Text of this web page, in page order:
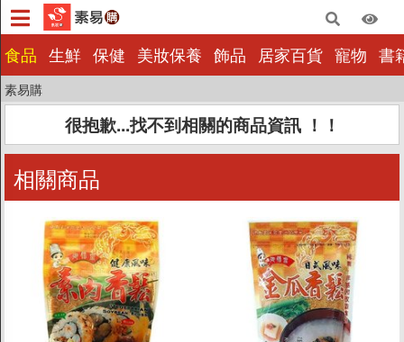
食品 生鮮 保健 美妝保養 飾品 居家百貨 寵物 書
素易購
食品
保健
美妝保養
飾品
居家百貨
寵物
書籍影音
量販批發
很抱歉...找不到相關的商品資訊 ！！
相關商品